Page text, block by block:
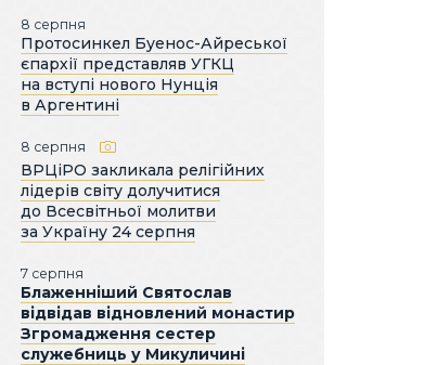
8 серпня
Протосинкел Буенос-Айреської
єпархії представляв УГКЦ
на вступі нового Нунція
в Аргентині
8 серпня
ВРЦіРО закликала релігійних
лідерів світу долучитися
до Всесвітньої молитви
за Україну 24 серпня
7 серпня
Блаженніший Святослав
відвідав відновлений монастир
Згромадження сестер
служебниць у Микуличині